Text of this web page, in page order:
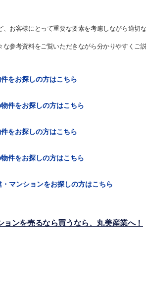
お客様にとって重要な要素を考慮しながら適切
参考資料をご覧いただきながら分かりやすくご説
をお探しの方はこちら
件をお探しの方はこちら
をお探しの方はこちら
件をお探しの方はこちら
マンションをお探しの方はこちら
ンを売るなら買うなら、丸美産業へ！